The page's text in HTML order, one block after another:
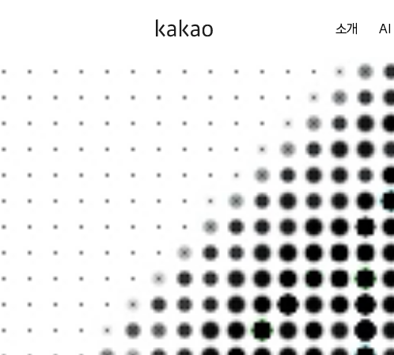
소개 AI
카카오
일상을